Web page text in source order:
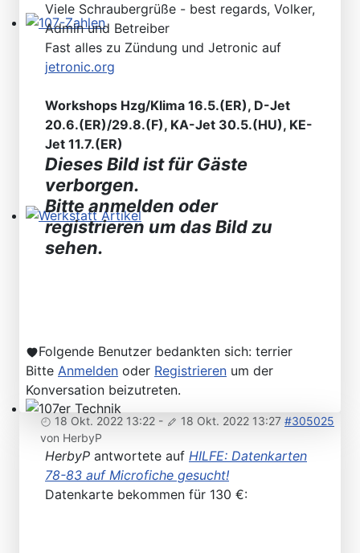
107-Zahlen
Werkstatt Artikel
107er Technik
Viele Schraubergrüße - best regards, Volker,
Admin und Betreiber
Fast alles zu Zündung und Jetronic auf
jetronic.org
Workshops Hzg/Klima 16.5.(ER), D-Jet
20.6.(ER)/29.8.(F), KA-Jet 30.5.(HU), KE-
Jet 11.7.(ER)
Dieses Bild ist für Gäste
verborgen.
Bitte anmelden oder
registrieren um das Bild zu
sehen.
Folgende Benutzer bedankten sich: terrier
Bitte Anmelden oder Registrieren um der
Konversation beizutreten.
18 Okt. 2022 13:22 - 18 Okt. 2022 13:27 #305025
von HerbyP
HerbyP antwortete auf HILFE: Datenkarten
78-83 auf Microfiche gesucht!
Datenkarte bekommen für 130 €: